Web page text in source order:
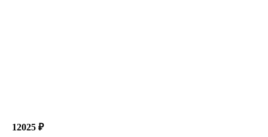
12025 ₽